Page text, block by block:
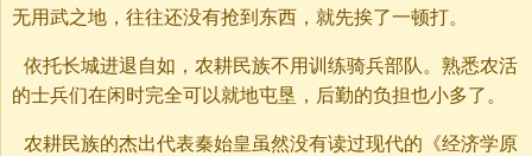
无用武之地，往往还没有抢到东西，就先挨了一顿打。
依托长城进退自如，农耕民族不用训练骑兵部队。熟悉农活
的士兵们在闲时完全可以就地屯垦，后勤的负担也小多了。
农耕民族的杰出代表秦始皇虽然没有读过现代的《经济学原